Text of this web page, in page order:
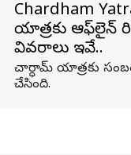
Chardham
యాత్రకు ఆఫ్‌లైన్
వివరాలు ఇవే..
చార్ధామ్ యాత్రకు
చేసింది.